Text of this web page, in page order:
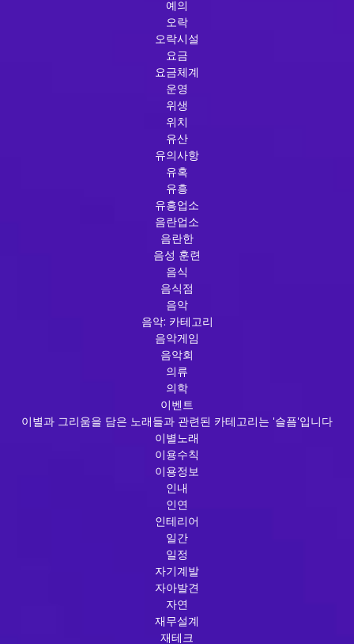
예의
오락
오락시설
요금
요금체계
운영
위생
위치
유산
유의사항
유혹
유흥
유흥업소
음란업소
음란한
음성 훈련
음식
음식점
음악
음악: 카테고리
음악게임
음악회
의류
의학
이벤트
이별과 그리움을 담은 노래들과 관련된 카테고리는 '슬픔'입니다
이별노래
이용수칙
이용정보
인내
인연
인테리어
일간
일정
자기계발
자아발견
자연
재무설계
재테크